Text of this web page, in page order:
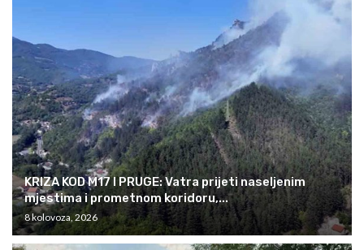
KRIZA KOD M17 I PRUGE: Vatra prijeti naseljenim
mjestima i prometnom koridoru,...
8 kolovoza, 2026